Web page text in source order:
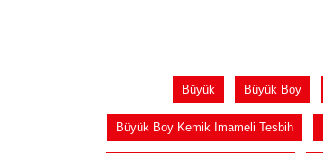
Büyük Büyük Boy
Büyük Boy Kemik İmameli Tesbih